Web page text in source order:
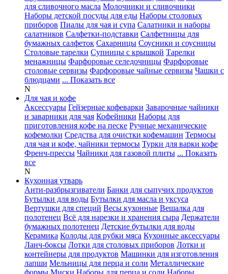
для сливочного масла Молочники и сливочники
Наборы детской посуды для еды Наборы столовых
приборов Пиалы для чая и супа Салатники и наборы
салатников Салфетки-подставки Салфетницы для
бумажных салфеток Сахарницы Соусники и соусницы
Столовые тарелки Супницы с крышкой Тарелки
менажницы Фарфоровые селедочницы Фарфоровые
столовые сервизы Фарфоровые чайные сервизы Чашки с
блюдцами ... Показать все
N
Для чая и кофе
Аксессуары Гейзерные кофеварки Заварочные чайники
и заварники для чая Кофейники Наборы для
приготовления кофе на песке Ручные механические
кофемолки Средства для очистки кофемашин Термосы
для чая и кофе, чайники термосы Турки для варки кофе
Френч-прессы Чайники для газовой плиты ... Показать
все
N
Кухонная утварь
Анти-разбрызгиватели Банки для сыпучих продуктов
Бутылки для воды Бутылки для масла и уксуса
Вертушки для специй Весы кухонные Вешалка для
полотенец Всё для нарезки и хранения сыра Держатели
бумажных полотенец Детские бутылки для воды
Керамика Колоды для рубки мяса Кухонные аксессуары
Ланч-боксы Лотки для столовых приборов Лотки и
контейнеры для продуктов Машинки для изготовления
лапши Мельницы для перца и соли Металлические
формы Миски Наборы для перца и соли Наборы